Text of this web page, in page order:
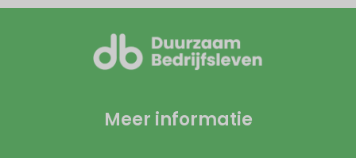
Meer informatie